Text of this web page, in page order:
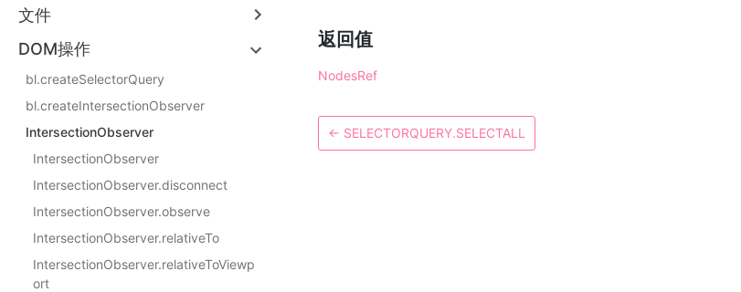
文件
DOM操作
bl.createSelectorQuery
bl.createIntersectionObserver
IntersectionObserver
IntersectionObserver
IntersectionObserver.disconnect
IntersectionObserver.observe
IntersectionObserver.relativeTo
IntersectionObserver.relativeToViewp
ort
返回值
NodesRef
← SELECTORQUERY.SELECTALL